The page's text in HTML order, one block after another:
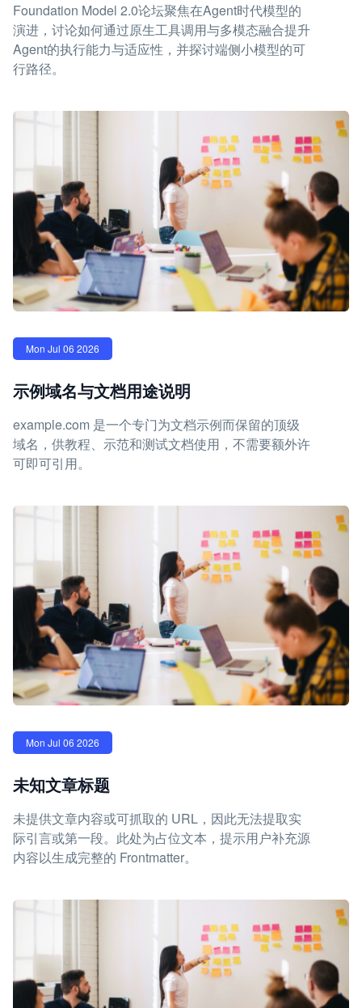
Foundation Model 2.0论坛聚焦在Agent时代模型的
演进，讨论如何通过原生工具调用与多模态融合提升
Agent的执行能力与适应性，并探讨端侧小模型的可
行路径。
Mon Jul 06 2026
示例域名与文档用途说明
example.com 是一个专门为文档示例而保留的顶级
域名，供教程、示范和测试文档使用，不需要额外许
可即可引用。
Mon Jul 06 2026
未知文章标题
未提供文章内容或可抓取的 URL，因此无法提取实
际引言或第一段。此处为占位文本，提示用户补充源
内容以生成完整的 Frontmatter。